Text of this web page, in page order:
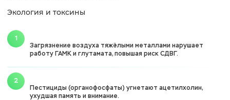
Экология и токсины
Загрязнение воздуха тяжёлыми металлами нарушает
работу ГАМК и глутамата, повышая риск СДВГ.
Пестициды (органофосфаты) угнетают ацетилхолин,
ухудшая память и внимание.